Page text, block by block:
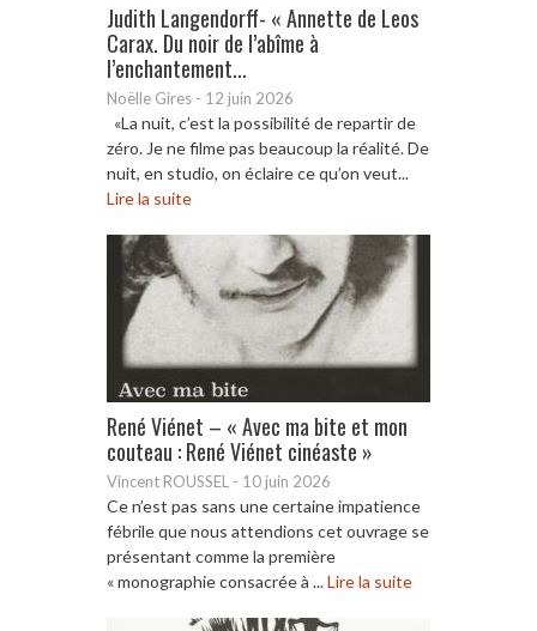
Judith Langendorff- « Annette de Leos
Carax. Du noir de l’abîme à
l’enchantement...
Noëlle Gires - 12 juin 2026
«La nuit, c’est la possibilité de repartir de
zéro. Je ne filme pas beaucoup la réalité. De
nuit, en studio, on éclaire ce qu’on veut...
Lire la suite
René Viénet – « Avec ma bite et mon
couteau : René Viénet cinéaste »
Vincent ROUSSEL - 10 juin 2026
Ce n’est pas sans une certaine impatience
fébrile que nous attendions cet ouvrage se
présentant comme la première
« monographie consacrée à ...Lire la suite